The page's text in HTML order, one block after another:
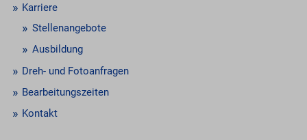
Karriere
Stellenangebote
Ausbildung
Dreh- und Fotoanfragen
Bearbeitungszeiten
Kontakt